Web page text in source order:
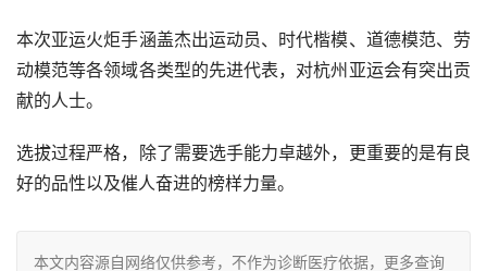
本次亚运火炬手涵盖杰出运动员、时代楷模、道德模范、劳
动模范等各领域各类型的先进代表，对杭州亚运会有突出贡
献的人士。
选拔过程严格，除了需要选手能力卓越外，更重要的是有良
好的品性以及催人奋进的榜样力量。
本文内容源自网络仅供参考，不作为诊断医疗依据，更多查询